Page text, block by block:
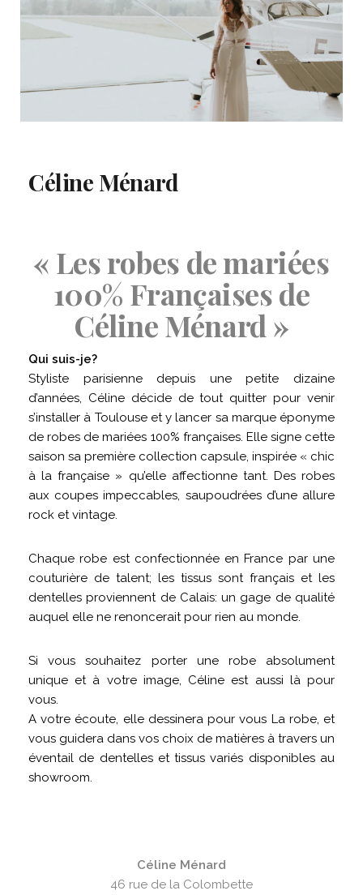
Céline Ménard
« Les robes de mariées
100% Françaises de
Céline Ménard »
Qui suis-je?
Styliste parisienne depuis une petite dizaine
d’années, Céline décide de tout quitter pour venir
s’installer à Toulouse et y lancer sa marque éponyme
de robes de mariées 100% françaises. Elle signe cette
saison sa première collection capsule, inspirée « chic
à la française » qu’elle affectionne tant. Des robes
aux coupes impeccables, saupoudrées d’une allure
rock et vintage.
Chaque robe est confectionnée en France par une
couturière de talent; les tissus sont français et les
dentelles proviennent de Calais: un gage de qualité
auquel elle ne renoncerait pour rien au monde.
Si vous souhaitez porter une robe absolument
unique et à votre image, Céline est aussi là pour
vous.
A votre écoute, elle dessinera pour vous La robe, et
vous guidera dans vos choix de matières à travers un
éventail de dentelles et tissus variés disponibles au
showroom.
Céline Ménard
46 rue de la Colombette